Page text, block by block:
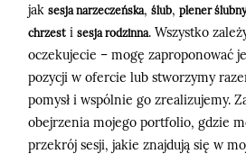
jak sesja narzeczeńska, ślub, plener ślubny
chrzest i sesja rodzinna. Wszystko
oczekujecie – mogę zaproponować
pozycji w ofercie lub stworzymy
pomysł i wspólnie go zrealizujemy.
obejrzenia mojego portfolio, gdzie
przekrój sesji, jakie znajdują się w